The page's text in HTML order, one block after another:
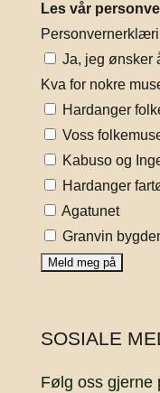
Les vår
Ja, jeg ønsker
Kva for nokre
Hardanger
Voss
Kabuso og
Hardanger
Agatunet
Granvin
SOSIALE
Følg oss gjerne